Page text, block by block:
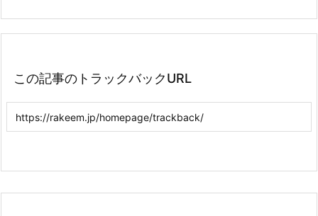
この記事のトラックバックURL